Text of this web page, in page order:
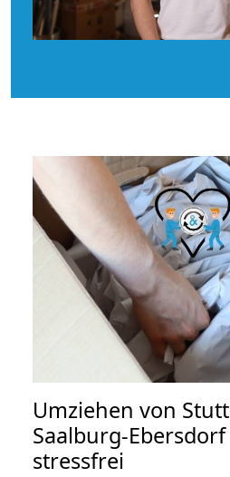
Umziehen von
Saalburg-Ebersdorf
stressfrei